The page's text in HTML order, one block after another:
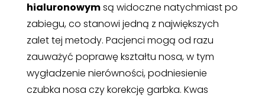
hialuronowymsą widoczne natychmiast po
zabiegu, co stanowi jedną z największych
zalet tej metody. Pacjenci mogą od razu
zauważyć poprawę kształtu nosa, w tym
wygładzenie nierówności, podniesienie
czubka nosa czy korekcję garbka. Kwas